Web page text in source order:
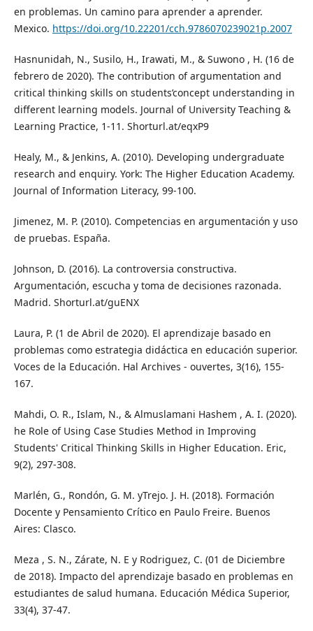
en problemas. Un camino para aprender a aprender.
Mexico. https://doi.org/10.22201/cch.9786070239021p.2007
Hasnunidah, N., Susilo, H., Irawati, M., & Suwono , H. (16 de
febrero de 2020). The contribution of argumentation and
critical thinking skills on students’concept understanding in
different learning models. Journal of University Teaching &
Learning Practice, 1-11. Shorturl.at/eqxP9
Healy, M., & Jenkins, A. (2010). Developing undergraduate
research and enquiry. York: The Higher Education Academy.
Journal of Information Literacy, 99-100.
Jimenez, M. P. (2010). Competencias en argumentación y uso
de pruebas. España.
Johnson, D. (2016). La controversia constructiva.
Argumentación, escucha y toma de decisiones razonada.
Madrid. Shorturl.at/guENX
Laura, P. (1 de Abril de 2020). El aprendizaje basado en
problemas como estrategia didáctica en educación superior.
Voces de la Educación. Hal Archives - ouvertes, 3(16), 155-
167.
Mahdi, O. R., Islam, N., & Almuslamani Hashem , A. I. (2020).
he Role of Using Case Studies Method in Improving
Students' Critical Thinking Skills in Higher Education. Eric,
9(2), 297-308.
Marlén, G., Rondón, G. M. yTrejo. J. H. (2018). Formación
Docente y Pensamiento Crítico en Paulo Freire. Buenos
Aires: Clasco.
Meza , S. N., Zárate, N. E y Rodriguez, C. (01 de Diciembre
de 2018). Impacto del aprendizaje basado en problemas en
estudiantes de salud humana. Educación Médica Superior,
33(4), 37-47.